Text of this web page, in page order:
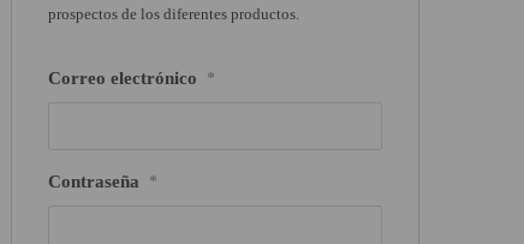
prospectos de los diferentes productos.
Correo electrónico *
Contraseña *